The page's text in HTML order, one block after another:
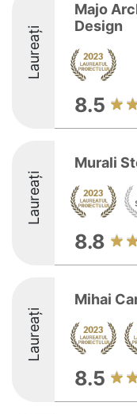
Laureați
Majo
Design
8.5
Laureați
Murali
8.8
Laureați
Mihai
8.5